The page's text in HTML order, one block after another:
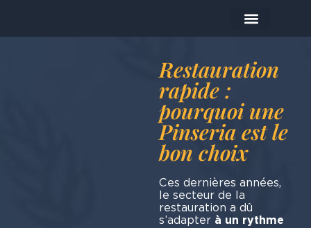
Restauration
rapide :
pourquoi une
Pinseria est le
bon choix
Ces dernières années,
le secteur de la
restauration a dû
s’adapter à un rythme